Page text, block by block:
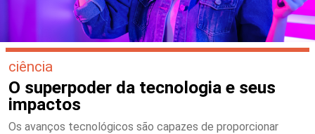
ciência
O superpoder da tecnologia e seus
impactos
Os avanços tecnológicos são capazes de proporcionar